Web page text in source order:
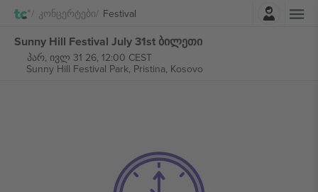
Კონცერტები Festival
Sunny Hill Festival July 31st ბილეთი
პარ, ივლ 31 26, 12:00 CEST
Sunny Hill Festival Park, Pristina, Kosovo